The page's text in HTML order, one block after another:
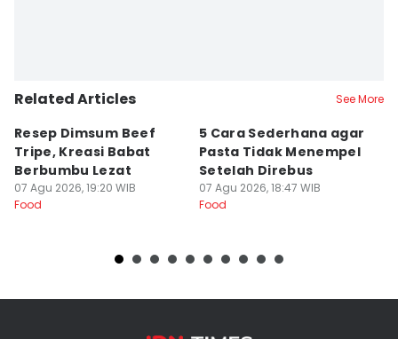
Related Articles See More
Resep Dimsum Beef
Tripe, Kreasi Babat
Berbumbu Lezat
07 Agu 2026, 19:20 WIB
Food
5 Cara Sederhana agar
Pasta Tidak Menempel
Setelah Direbus
07 Agu 2026, 18:47 WIB
Food